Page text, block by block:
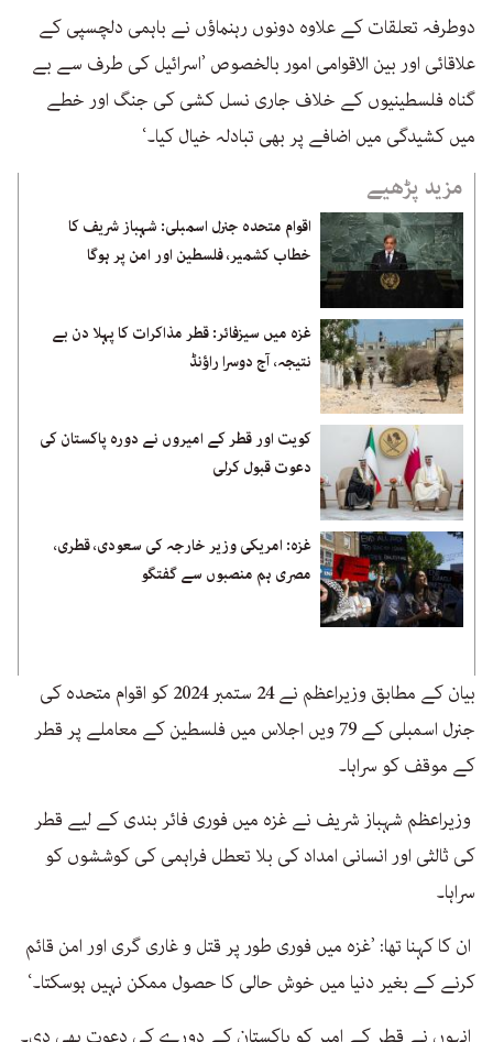
دوطرفہ تعلقات کے علاوہ دونوں رہنماؤں نے باہمی دلچسپی کے
علاقائی اور بین الاقوامی امور بالخصوص ’اسرائیل کی طرف سے بے
گناہ فلسطینیوں کے خلاف جاری نسل کشی کی جنگ اور خطے
میں کشیدگی میں اضافے پر بھی تبادلہ خیال کیا۔‘
مزید پڑھیے
اقوام متحدہ جنرل اسمبلی: شہباز شریف کا
خطاب کشمیر، فلسطین اور امن پر ہوگا
غزہ میں سیزفائر: قطر مذاکرات کا پہلا دن بے
نتیجہ، آج دوسرا راؤنڈ
کویت اور قطر کے امیروں نے دورہ پاکستان کی
دعوت قبول کرلی
غزہ: امریکی وزیر خارجہ کی سعودی، قطری،
مصری ہم منصبوں سے گفتگو
بیان کے مطابق وزیراعظم نے 24 ستمبر 2024 کو اقوام متحدہ کی
جنرل اسمبلی کے 79 ویں اجلاس میں فلسطین کے معاملے پر قطر
کے موقف کو سراہا۔
وزیراعظم شہباز شریف نے غزہ میں فوری فائر بندی کے لیے قطر
کی ثالثی اور انسانی امداد کی بلا تعطل فراہمی کی کوششوں کو
سراہا۔
ان کا کہنا تھا: ’غزہ میں فوری طور پر قتل و غاری گری اور امن قائم
کرنے کے بغیر دنیا میں خوش حالی کا حصول ممکن نہیں ہوسکتا۔‘
انہوں نے قطر کے امیر کو پاکستان کے دورے کی دعوت بھی دی۔